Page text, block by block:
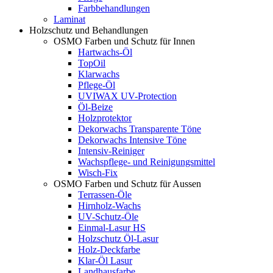
Farbbehandlungen
Laminat
Holzschutz und Behandlungen
OSMO Farben und Schutz für Innen
Hartwachs-Öl
TopOil
Klarwachs
Pflege-Öl
UVIWAX UV-Protection
Öl-Beize
Holzprotektor
Dekorwachs Transparente Töne
Dekorwachs Intensive Töne
Intensiv-Reiniger
Wachspflege- und Reinigungsmittel
Wisch-Fix
OSMO Farben und Schutz für Aussen
Terrassen-Öle
Hirnholz-Wachs
UV-Schutz-Öle
Einmal-Lasur HS
Holzschutz Öl-Lasur
Holz-Deckfarbe
Klar-Öl Lasur